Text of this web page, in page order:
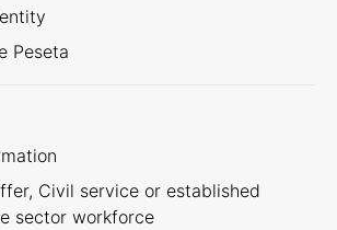
Peseta
Civil service or established
sector workforce